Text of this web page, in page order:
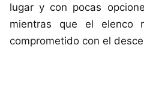
lugar y con pocas
mientras que el elenco
comprometido con el